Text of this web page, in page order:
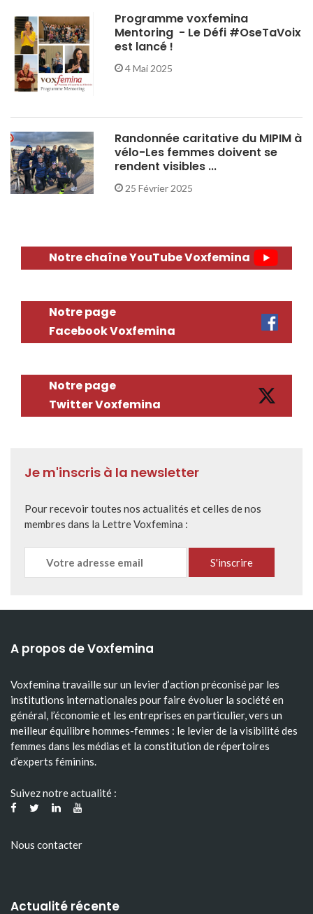
Programme voxfemina
Mentoring - Le Défi #OseTaVoix
est lancé !
4 Mai 2025
Randonnée caritative du MIPIM à
vélo-Les femmes doivent se
rendent visibles ...
25 Février 2025
Notre chaîne YouTube Voxfemina
Notre page
Facebook Voxfemina
Notre page
Twitter Voxfemina
Je m'inscris à la newsletter
Pour recevoir toutes nos actualités et celles de nos
membres dans la Lettre Voxfemina :
A propos de Voxfemina
Voxfemina travaille sur un levier d’action préconisé par les
institutions internationales pour faire évoluer la société en
général, l’économie et les entreprises en particulier, vers un
meilleur équilibre hommes-femmes : le levier de la visibilité des
femmes dans les médias et la constitution de répertoires
d’experts féminins.
Suivez notre actualité :
Nous contacter
Actualité récente